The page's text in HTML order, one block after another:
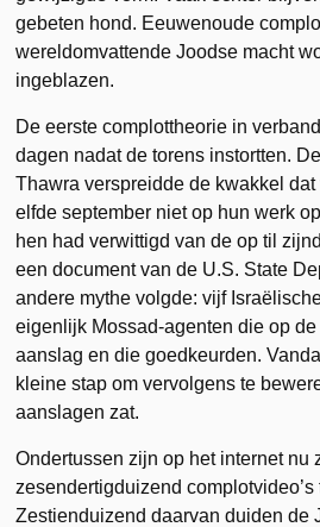
gebeten hond. Eeuwenoude
wereldomvattende Joodse macht
ingeblazen.
De eerste complottheorie in
dagen nadat de torens instortten.
Thawra verspreidde de kwakkel
elfde september niet op hun werk
hen had verwittigd van de op til
een document van de U.S. State
andere mythe volgde: vijf
eigenlijk Mossad-agenten die op
aanslag en die goedkeurden.
kleine stap om vervolgens te
aanslagen zat.
Ondertussen zijn op het internet nu
zesendertigduizend complotvideo’s
Zestienduizend daarvan duiden de